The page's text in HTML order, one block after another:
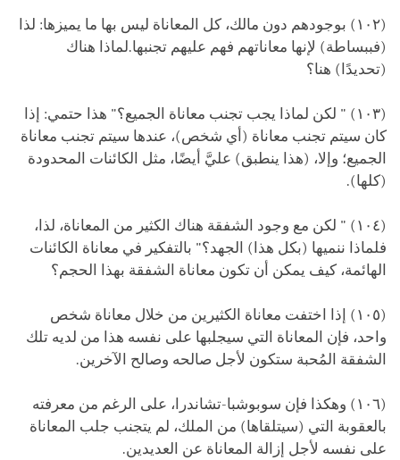
(١٠٢) بوجودهم دون مالك، كل المعاناة ليس بها ما يميزها: لذا
(فببساطة) لإنها معاناتهم فهم عليهم تجنبها.لماذا هناك
(تحديدًا) هنا؟
(١٠٣) " لكن لماذا يجب تجنب معاناة الجميع؟" هذا حتمي: إذا
كان سيتم تجنب معاناة (أي شخص)، عندها سيتم تجنب معاناة
الجميع؛ وإلا، (هذا ينطبق) عليَّ أيضًا، مثل الكائنات المحدودة
(كلها).
(١٠٤) " لكن مع وجود الشفقة هناك الكثير من المعاناة، لذا،
فلماذا ننميها (بكل هذا) الجهد؟" بالتفكير في معاناة الكائنات
الهائمة، كيف يمكن أن تكون معاناة الشفقة بهذا الحجم؟
(١٠٥) إذا اختفت معاناة الكثيرين من خلال معاناة شخص
واحد، فإن المعاناة التي سيجلبها على نفسه هذا من لديه تلك
الشفقة المُحبة ستكون لأجل صالحه وصالح الآخرين.
(١٠٦) وهكذا فإن سوبوشبا-تشاندرا، على الرغم من معرفته
بالعقوبة التي (سيتلقاها) من الملك، لم يتجنب جلب المعاناة
على نفسه لأجل إزالة المعاناة عن العديدين.